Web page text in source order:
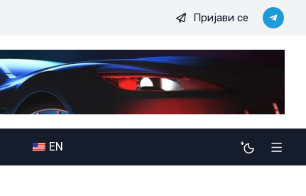
Војно-политичке амбиције JDODC: Потенцијалне
Пријави се
EN